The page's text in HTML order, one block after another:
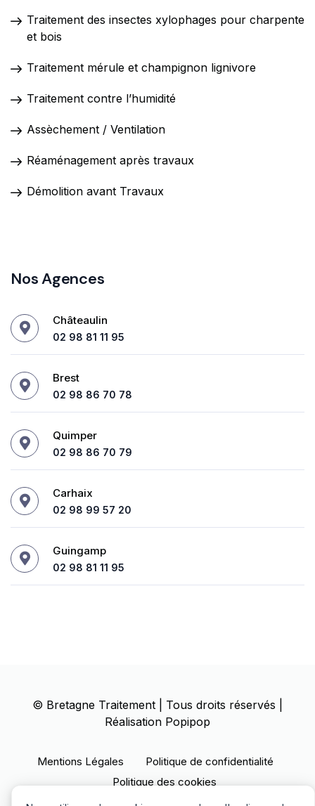
Traitement des insectes xylophages pour charpente
et bois
Traitement mérule et champignon lignivore
Traitement contre l’humidité
Assèchement / Ventilation
Réaménagement après travaux
Démolition avant Travaux
Nos Agences
Châteaulin
02 98 81 11 95
Brest
02 98 86 70 78
Quimper
02 98 86 70 79
Carhaix
02 98 99 57 20
Guingamp
02 98 81 11 95
© Bretagne Traitement | Tous droits réservés |
Réalisation Popipop
Mentions Légales
Politique de confidentialité
Politique des cookies